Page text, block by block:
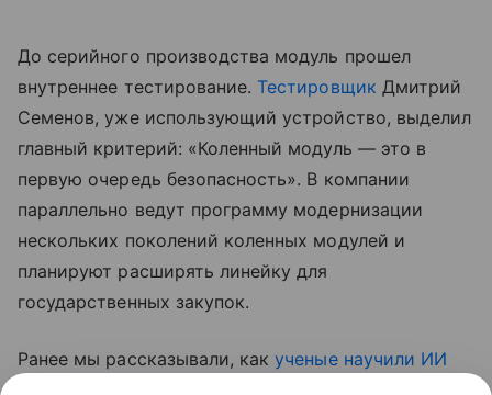
До серийного производства модуль прошел
внутреннее тестирование. Тестировщик Дмитрий
Семенов, уже использующий устройство, выделил
главный критерий: «Коленный модуль — это в
первую очередь безопасность». В компании
параллельно ведут программу модернизации
нескольких поколений коленных модулей и
планируют расширять линейку для
государственных закупок.
Ранее мы рассказывали, какученые научили ИИ